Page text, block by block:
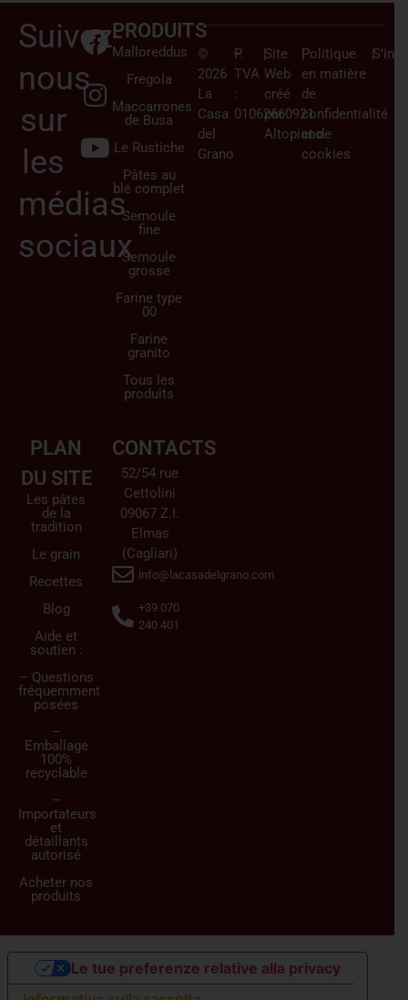
Suivez-
nous
sur
les
médias
sociaux
PRODUITS
Malloreddus
Fregola
Maccarrones
de Busa
Le Rustiche
Pâtes au
blé complet
Semoule
fine
Semoule
grosse
Farine type
00
Farine
granito
Tous les
produits
PLAN
DU SITE
Les pâtes
de la
tradition
Le grain
Recettes
Blog
Aide et
soutien :
– Questions
fréquemment
posées
–
Emballage
100%
recyclable
–
Importateurs
et
détaillants
autorisé
Acheter nos
produits
CONTACTS
52/54 rue
Cettolini
09067 Z.I.
Elmas
(Cagliari)
info@lacasadelgrano.com
+39 070
240 401
©
2026
La
Casa
del
Grano
–
P.
TVA
:
01062660921
|Site
Web
créé
par
Altopiano
|Politique
en matière
de
confidentialité
et de
cookies
|
Le tue preferenze relative alla privacy